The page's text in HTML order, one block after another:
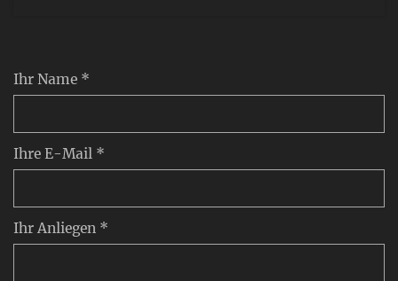
Ihr Name *
Ihre E-Mail *
Ihr Anliegen *